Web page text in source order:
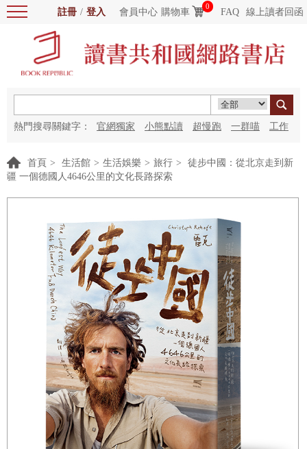
註冊 / 登入 會員中心 購物車
0
FAQ 線上讀者回函
熱門搜尋關鍵字： 官網獨家 小熊點讀 超慢跑 一群喵 工作
首頁 > 生活館 > 生活娛樂 > 旅行 >
徒步中國：從北京走到新
疆 一個德國人4646公里的文化長路探索